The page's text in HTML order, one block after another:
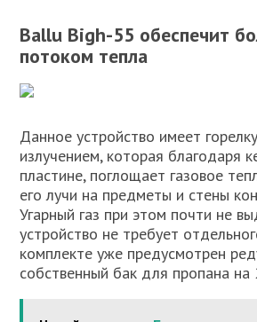
Ballu Bigh-55 обеспечит
потоком тепла
Данное устройство имеет
излучением, которая благодаря
пластине, поглощает газовое
его лучи на предметы и стены
Угарный газ при этом почти не
устройство не требует
комплекте уже предусмотрен
собственный бак для пропана на